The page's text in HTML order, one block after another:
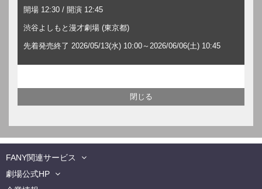
開場 12:30 / 開演 12:45
渋谷よしもと漫才劇場 (東京都)
先着発売終了 2026/05/13(水) 10:00～2026/06/06(土) 10:45
FANY関連サービス
劇場公式HP